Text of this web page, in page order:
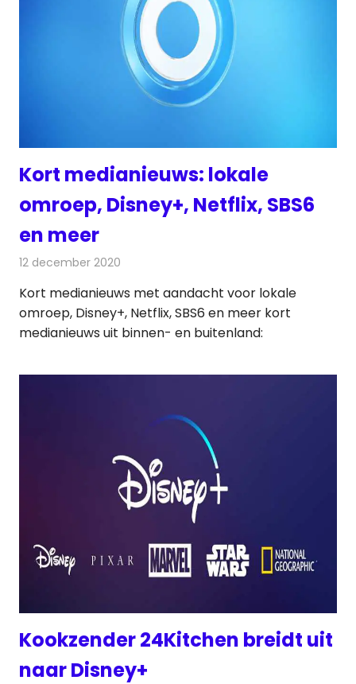
Kort medianieuws: lokale
omroep, Disney+, Netflix, SBS6
en meer
12 december 2020
Kort medianieuws met aandacht voor lokale
omroep, Disney+, Netflix, SBS6 en meer kort
medianieuws uit binnen- en buitenland:
Kookzender 24Kitchen breidt uit
naar Disney+